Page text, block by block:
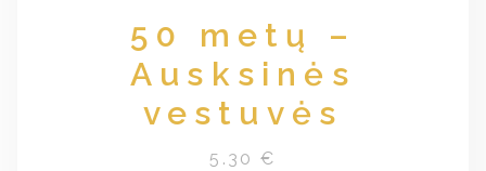
50 metų –
Ausksinės
vestuvės
5.30 €